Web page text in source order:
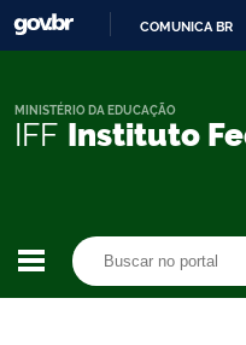
COMUNICA BR
IFF Instituto
MINISTÉRIO DA EDUCAÇÃO